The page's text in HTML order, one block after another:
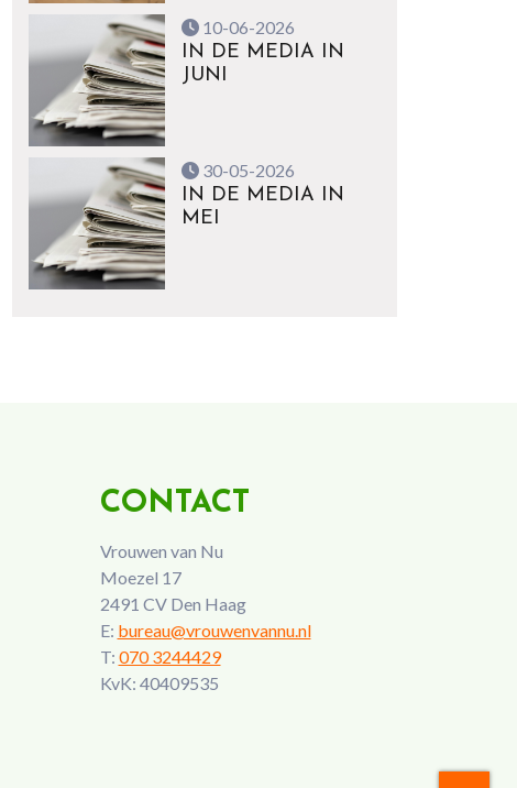
10-06-2026
IN DE MEDIA IN
JUNI
30-05-2026
IN DE MEDIA IN
MEI
CONTACT
Vrouwen van Nu
Moezel 17
2491 CV Den Haag
E: bureau@vrouwenvannu.nl
T: 070 3244429
KvK: 40409535